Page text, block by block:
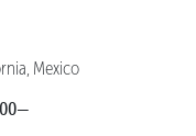
Mexico